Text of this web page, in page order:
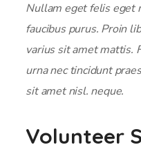
Nullam eget felis eget
faucibus purus. Proin
varius sit amet mattis.
urna nec tincidunt
sit amet nisl. neque.
Volunteer